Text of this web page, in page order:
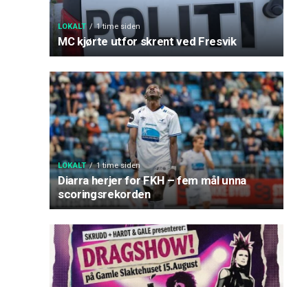
LOKALT 1 time siden
MC kjørte utfor skrent ved Fresvik
LOKALT 1 time siden
Diarra herjer for FKH – fem mål unna
scoringsrekorden